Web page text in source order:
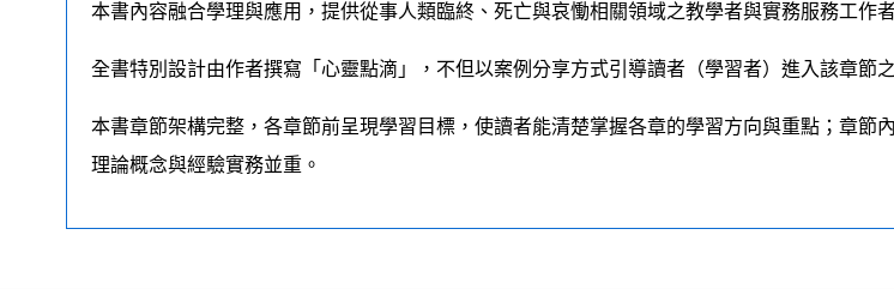
本書內容融合學理與應用，提供從事人類臨終、死亡與哀慟相關領域之教學者與實務服務工作
全書特別設計由作者撰寫「心靈點滴」，不但以案例分享方式引導讀者（學習者）進入該章節
本書章節架構完整，各章節前呈現學習目標，使讀者能清楚掌握各章的學習方向與重點；章
理論概念與經驗實務並重。